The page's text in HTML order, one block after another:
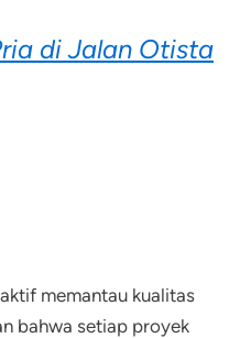
di Jalan Otista
memantau kualitas
bahwa setiap proyek